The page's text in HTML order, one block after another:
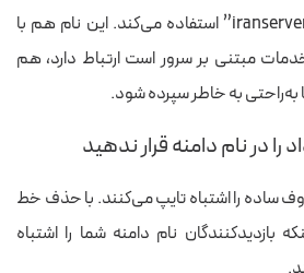
است، از نام دامنه “iranserver.com” استفاده می‌کند. این نام هم با
مبتنی بر سرور است ارتباط دارد، هم
به‌راحتی به خاطر سپرده شود.
حروف ساده را اشتباه تایپ می‌کنند. با حذف خط
بازدیدکنندگان نام دامنه شما را اشتباه